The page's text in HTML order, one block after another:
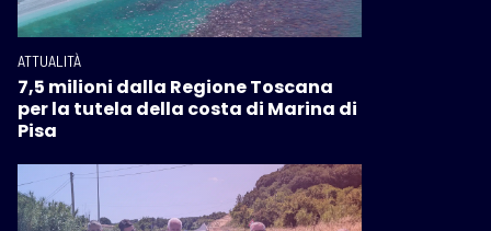
ATTUALITÀ
7,5 milioni dalla Regione Toscana
per la tutela della costa di Marina di
Pisa